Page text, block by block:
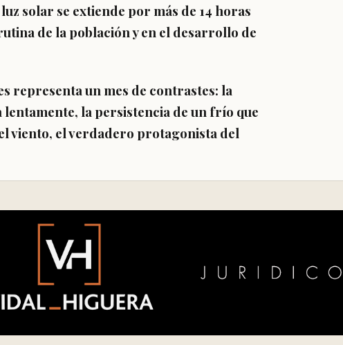
solar se extiende por más de 14 horas
de la población y en el desarrollo de
representa un mes de contrastes: la
lentamente, la persistencia de un frío que
viento, el verdadero protagonista del